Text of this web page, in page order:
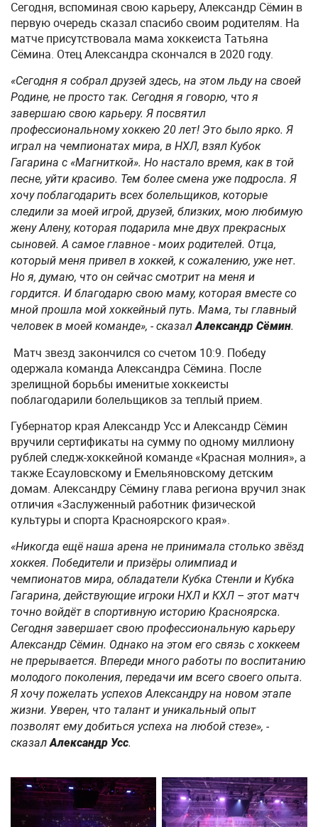
Сегодня, вспоминая свою карьеру, Александр Сёмин в
первую очередь сказал спасибо своим родителям. На
матче присутствовала мама хоккеиста Татьяна
Сёмина. Отец Александра скончался в 2020 году.
«Сегодня я собрал друзей здесь, на этом льду на своей
Родине, не просто так. Сегодня я говорю, что я
завершаю свою карьеру. Я посвятил
профессиональному хоккею 20 лет! Это было ярко. Я
играл на чемпионатах мира, в НХЛ, взял Кубок
Гагарина с «Магниткой». Но настало время, как в той
песне, уйти красиво. Тем более смена уже подросла. Я
хочу поблагодарить всех болельщиков, которые
следили за моей игрой, друзей, близких, мою любимую
жену Алену, которая подарила мне двух прекрасных
сыновей. А самое главное - моих родителей. Отца,
который меня привел в хоккей, к сожалению, уже нет.
Но я, думаю, что он сейчас смотрит на меня и
гордится. И благодарю свою маму, которая вместе со
мной прошла мой хоккейный путь. Мама, ты главный
человек в моей команде», - сказалАлександр Сёмин.
Матч звезд закончился со счетом 10:9. Победу
одержала команда Александра Сёмина. После
зрелищной борьбы именитые хоккеисты
поблагодарили болельщиков за теплый прием.
Губернатор края Александр Усс и Александр Сёмин
вручили сертификаты на сумму по одному миллиону
рублей следж-хоккейной команде «Красная молния», а
также Есауловскому и Емельяновскому детским
домам. Александру Сёмину глава региона вручил знак
отличия «Заслуженный работник физической
культуры и спорта Красноярского края».
«Никогда ещё наша арена не принимала столько звёзд
хоккея. Победители и призёры олимпиад и
чемпионатов мира, обладатели Кубка Стенли и Кубка
Гагарина, действующие игроки НХЛ и КХЛ – этот матч
точно войдёт в спортивную историю Красноярска.
Сегодня завершает свою профессиональную карьеру
Александр Сёмин. Однако на этом его связь с хоккеем
не прерывается. Впереди много работы по воспитанию
молодого поколения, передачи им всего своего опыта.
Я хочу пожелать успехов Александру на новом этапе
жизни. Уверен, что талант и уникальный опыт
позволят ему добиться успеха на любой стезе», -
сказалАлександр Усс.